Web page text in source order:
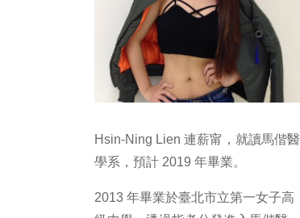
Hsin-Ning Lien 連薪甯，就讀馬偕醫
學系，預計 2019 年畢業。
2013 年畢業於臺北市立第一女子高